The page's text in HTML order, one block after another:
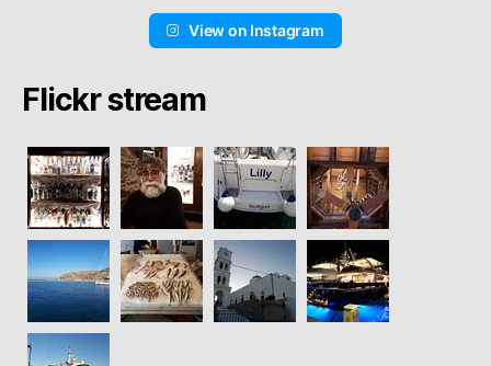
View on Instagram
Flickr stream